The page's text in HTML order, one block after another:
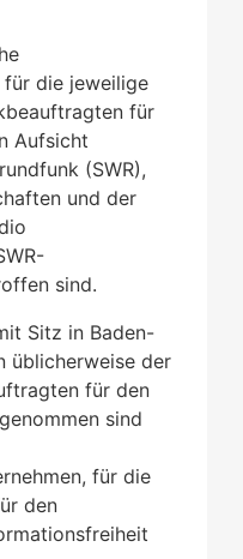
die jeweilige
für
Aufsicht
(SWR),
und der
sind.
Sitz in Baden-
üblicherweise der
für den
sind
für die
den